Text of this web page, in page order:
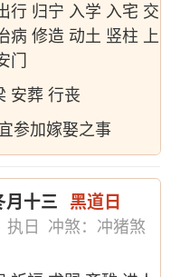
行 归宁 入学 入宅 交
病 修造 动土 竖柱 上
门
安葬 行丧
参加嫁娶之事
月十三 黑道日
执日
冲煞：冲猪煞